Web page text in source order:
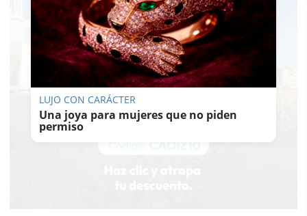
LUJO CON CARÁCTER
Una joya para mujeres que no piden
permiso